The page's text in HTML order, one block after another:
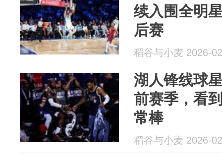
续入围全明
后赛
稻谷与小麦 2026-
湖人锋线球
前赛季，看
常棒
稻谷与小麦 2026-